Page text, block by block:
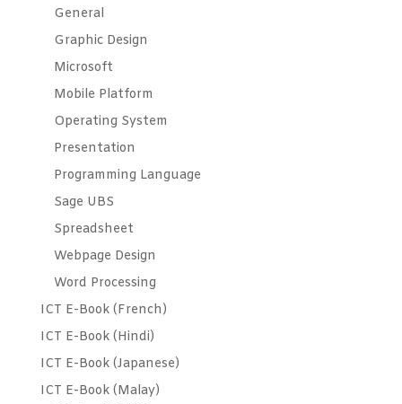
General
Graphic Design
Microsoft
Mobile Platform
Operating System
Presentation
Programming Language
Sage UBS
Spreadsheet
Webpage Design
Word Processing
ICT E-Book (French)
ICT E-Book (Hindi)
ICT E-Book (Japanese)
ICT E-Book (Malay)